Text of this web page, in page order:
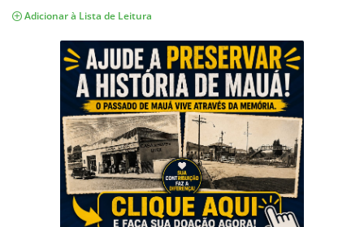
Contribua
História da Família
Adicionar à Lista de Leitura